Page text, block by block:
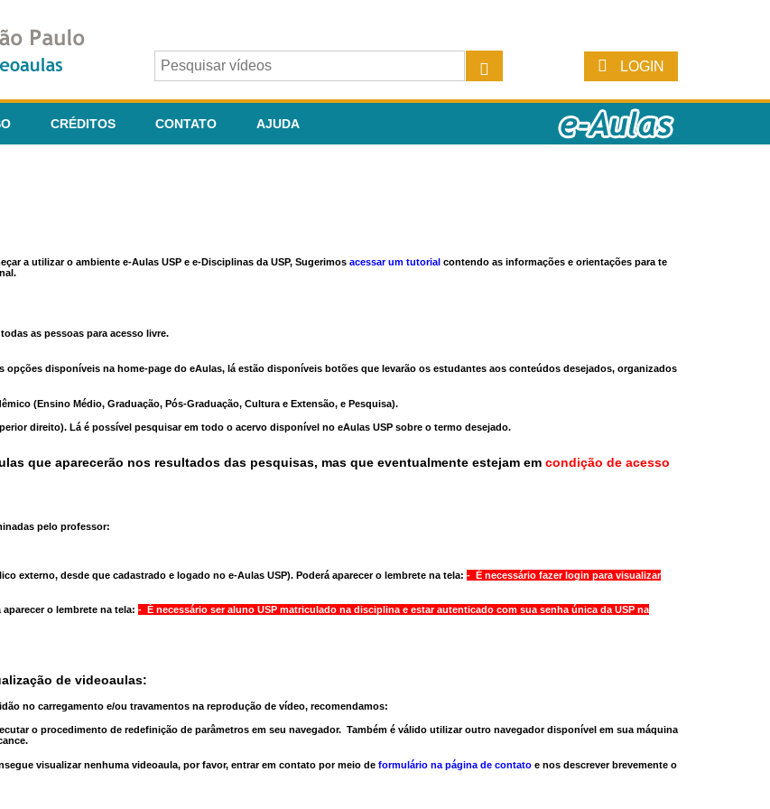
LOGIN
CRÉDITOS CONTATO AJUDA
a utilizar o ambiente e-Aulas USP e e-Disciplinas da USP, Sugerimos acessar um tutorial contendo as informações e orientações para te
as pessoas para acesso livre.
opções disponíveis na home-page do eAulas, lá estão disponíveis botões que levarão os estudantes aos conteúdos desejados, organizados
(Ensino Médio, Graduação, Pós-Graduação, Cultura e Extensão, e Pesquisa).
direito). Lá é possível pesquisar em todo o acervo disponível no eAulas USP sobre o termo desejado.
que aparecerão nos resultados das pesquisas, mas que eventualmente estejam em condição de acesso
pelo professor:
externo, desde que cadastrado e logado no e-Aulas USP). Poderá aparecer o lembrete na tela: - É necessário fazer login para visualizar
aparecer o lembrete na tela: - É necessário ser aluno USP matriculado na disciplina e estar autenticado com sua senha única da USP na
de videoaulas:
no carregamento e/ou travamentos na reprodução de vídeo, recomendamos:
o procedimento de redefinição de parâmetros em seu navegador. Também é válido utilizar outro navegadordisponível em sua máquina
visualizar nenhuma videoaula, por favor, entrar em contato por meio de formulário na página de contato e nos descrever brevemente o